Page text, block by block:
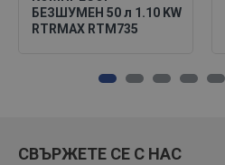
БЕЗШУМЕН 50 л 1.10 KW
RTRMAX RTM735
СВЪРЖЕТЕ СЕ С НАС